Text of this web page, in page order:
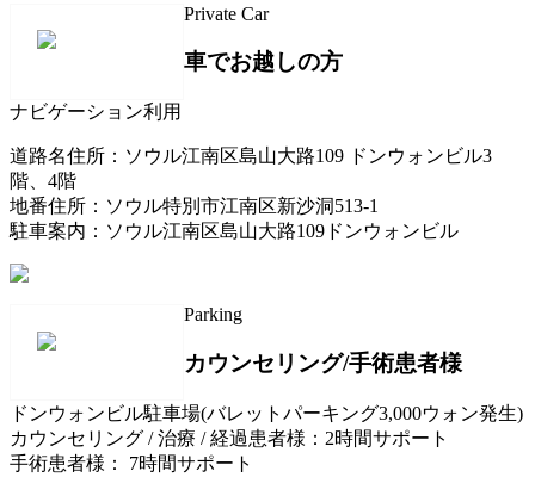
Private Car
車でお越しの方
ナビゲーション利用
道路名住所：ソウル江南区島山大路109 ドンウォンビル3
階、4階
地番住所：ソウル特別市江南区新沙洞513-1
駐車案内：ソウル江南区島山大路109ドンウォンビル
Parking
カウンセリング/手術患者様
ドンウォンビル駐車場(バレットパーキング3,000ウォン発生)
カウンセリング / 治療 / 経過患者様：2時間サポート
手術患者様： 7時間サポート